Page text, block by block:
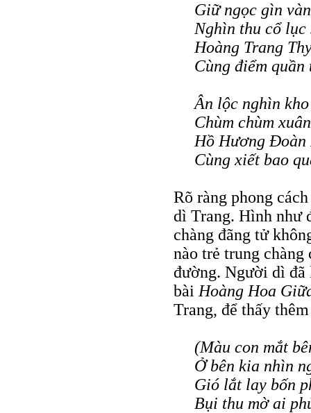
Giữ ngọc gìn
Nghìn thu cổ lục
Hoàng Trang
Cùng điểm quần
Ân lộc nghìn
Chùm chùm
Hồ Hương Ðoàn
Cùng xiết bao
Rõ ràng phong
dì Trang. Hình như
chàng đãng tử
nào trẻ trung chàng
đường. Người dì đã
bài Hoàng Hoa
Trang, để thấy
(Màu con mắt
Ở bên kia nhìn
Gió lắt lay bốn
Bụi thu mờ ai